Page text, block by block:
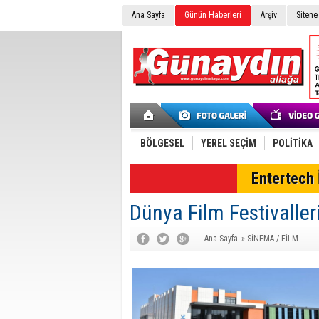
Ana Sayfa Günün Haberleri Arşiv
BÖLGESEL YEREL SEÇİM POLİTİKA
Entertech
Dünya Film
Ana Sayfa » SİNEMA / FİLM